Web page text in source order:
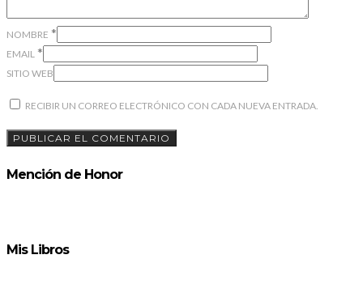
NOMBRE *
EMAIL *
SITIO WEB
RECIBIR UN CORREO ELECTRÓNICO CON CADA NUEVA ENTRADA.
Mención de Honor
Mis Libros